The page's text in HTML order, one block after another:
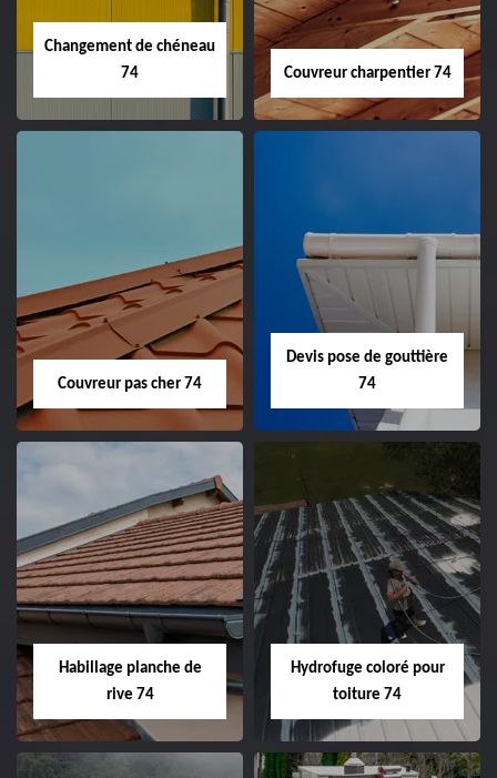
Changement de chéneau
74
Couvreur charpentier 74
Couvreur pas cher 74
Devis pose de gouttière
74
Habillage planche de
rive 74
Hydrofuge coloré pour
toiture 74